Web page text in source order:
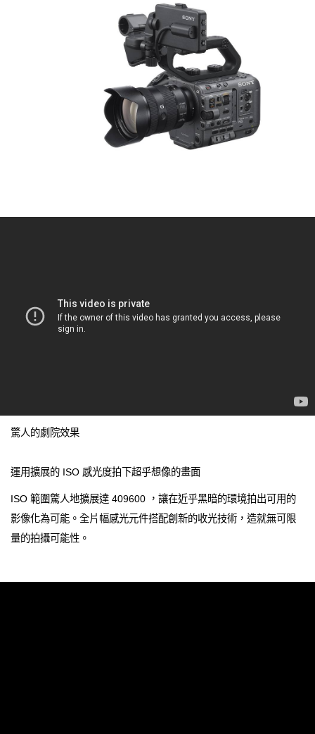
驚人的劇院效果
運用擴展的 ISO 感光度拍下超乎想像的畫面
ISO 範圍驚人地擴展達 409600 ，讓在近乎黑暗的環境拍出可用的
影像化為可能。全片幅感光元件搭配創新的收光技術，造就無可限
量的拍攝可能性。